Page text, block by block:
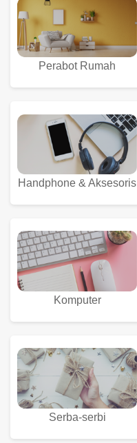
Perabot Rumah
Handphone & Aksesoris
Komputer
Serba-serbi